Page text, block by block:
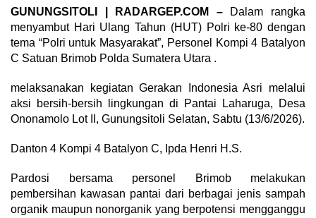
GUNUNGSITOLI | RADARGEP.COM – Dalam rangka
menyambut Hari Ulang Tahun (HUT) Polri ke-80 dengan
tema “Polri untuk Masyarakat”, Personel Kompi 4 Batalyon
C Satuan Brimob Polda Sumatera Utara .
melaksanakan kegiatan Gerakan Indonesia Asri melalui
aksi bersih-bersih lingkungan di Pantai Laharuga, Desa
Ononamolo Lot II, Gunungsitoli Selatan, Sabtu (13/6/2026).
Danton 4 Kompi 4 Batalyon C, Ipda Henri H.S.
Pardosi bersama personel Brimob melakukan
pembersihan kawasan pantai dari berbagai jenis sampah
organik maupun nonorganik yang berpotensi mengganggu